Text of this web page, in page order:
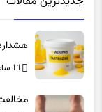
جدیدترین مقالات